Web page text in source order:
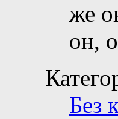
же
он,
Без